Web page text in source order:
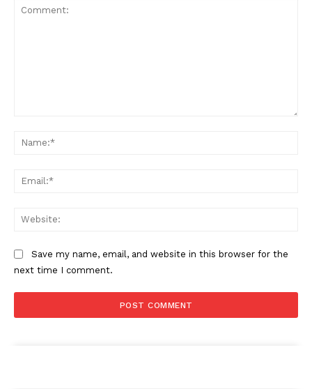
Save my name, email, and website in this browser for the
next time I comment.